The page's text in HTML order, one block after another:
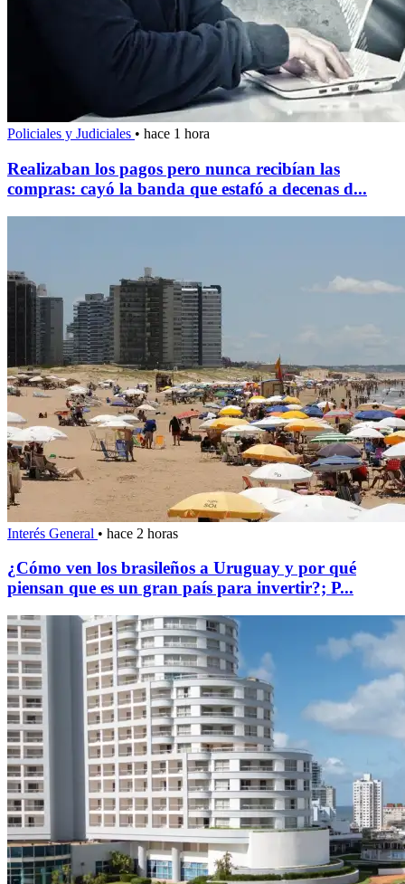
Policiales y Judiciales • hace 1 hora
Realizaban los pagos pero nunca recibían las
compras: cayó la banda que estafó a decenas d...
Interés General • hace 2 horas
¿Cómo ven los brasileños a Uruguay y por qué
piensan que es un gran país para invertir?; P...